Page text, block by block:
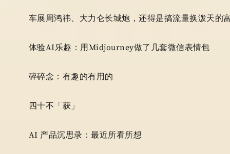
车展周鸿祎、大力仑长城炮，还得是搞流量换泼天的
体验AI乐趣：用Midjourney做了几套微信表情包
碎碎念：有趣的有用的
四十不「获」
AI 产品沉思录：最近所看所想